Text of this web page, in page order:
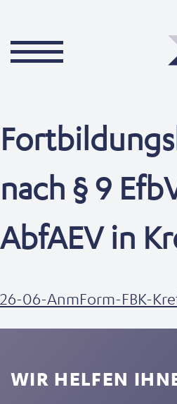
nach § 9
AbfAEV in
26-06-AnmForm-FBK-
WIR HELFEN